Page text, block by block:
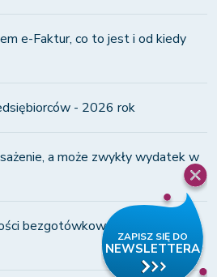
e-Faktur, co to jest i od kiedy
- 2026 rok
a może zwykły wydatek w
bezgotówkowe i terminale